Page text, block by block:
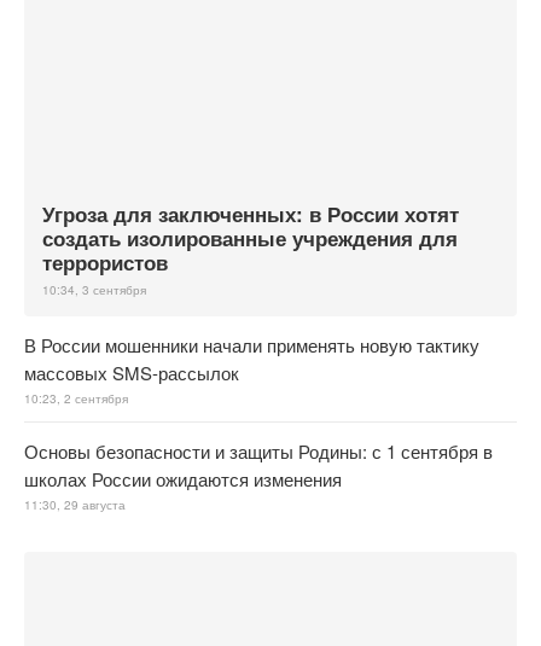
Угроза для заключенных: в России хотят
создать изолированные учреждения для
террористов
10:34, 3 сентября
В России мошенники начали применять новую тактику
массовых SMS-рассылок
10:23, 2 сентября
Основы безопасности и защиты Родины: с 1 сентября в
школах России ожидаются изменения
11:30, 29 августа